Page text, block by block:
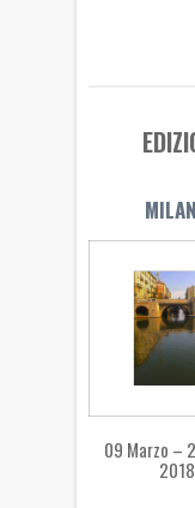
09 Marzo –
2018